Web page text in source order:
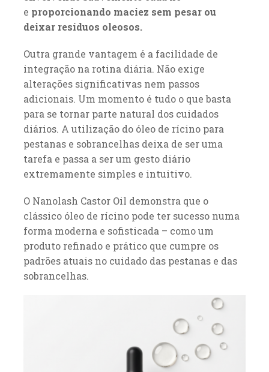
e proporcionando maciez sem pesar ou
deixar resíduos oleosos.
Outra grande vantagem é a facilidade de
integração na rotina diária. Não exige
alterações significativas nem passos
adicionais. Um momento é tudo o que basta
para se tornar parte natural dos cuidados
diários. A utilização do óleo de rícino para
pestanas e sobrancelhas deixa de ser uma
tarefa e passa a ser um gesto diário
extremamente simples e intuitivo.
O Nanolash Castor Oil demonstra que o
clássico óleo de rícino pode ter sucesso numa
forma moderna e sofisticada – como um
produto refinado e prático que cumpre os
padrões atuais no cuidado das pestanas e das
sobrancelhas.